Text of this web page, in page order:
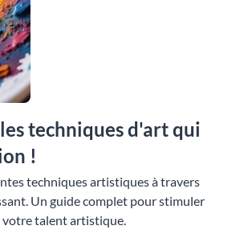
techniques d'art qui
!
techniques artistiques à travers
Un guide complet pour stimuler
talent artistique.